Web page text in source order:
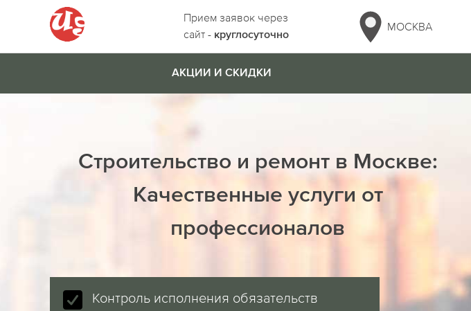
Прием заявок через
сайт - круглосуточно
МОСКВА
АКЦИИ И СКИДКИ
Строительство и ремонт в Москве:
Качественные услуги от
профессионалов
Контроль исполнения обязательств